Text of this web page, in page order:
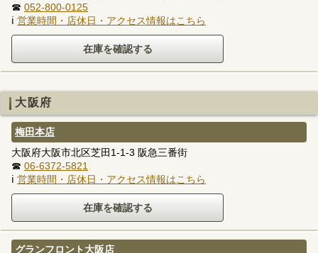
☎ 052-800-0125
ℹ 営業時間・店休日・アクセス情報はこちら
大阪府
梅田本店
大阪府大阪市北区芝田1-1-3 阪急三番街
☎ 06-6372-5821
ℹ 営業時間・店休日・アクセス情報はこちら
グランフロント大阪店